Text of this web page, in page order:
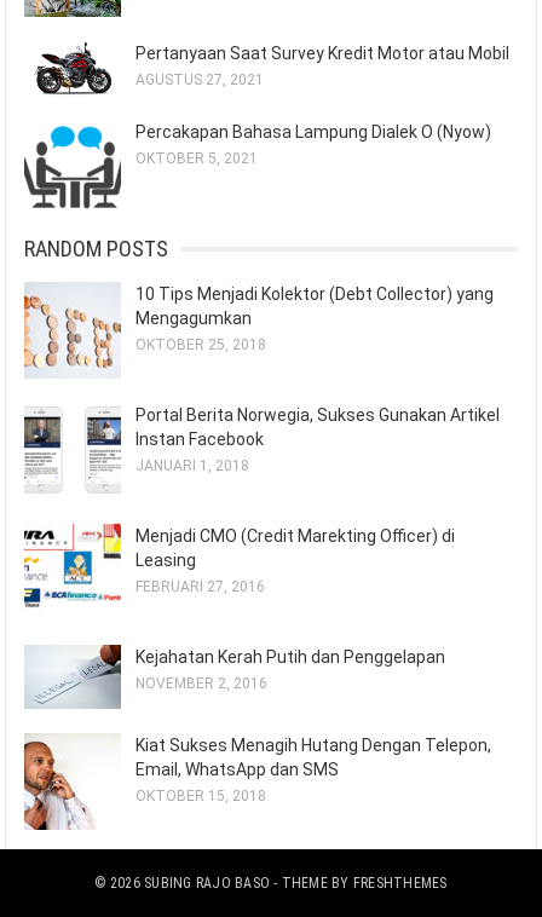
Pertanyaan Saat Survey Kredit Motor atau Mobil
AGUSTUS 27, 2021
Percakapan Bahasa Lampung Dialek O (Nyow)
OKTOBER 5, 2021
RANDOM POSTS
10 Tips Menjadi Kolektor (Debt Collector) yang
Mengagumkan
OKTOBER 25, 2018
Portal Berita Norwegia, Sukses Gunakan Artikel
Instan Facebook
JANUARI 1, 2018
Menjadi CMO (Credit Marekting Officer) di
Leasing
FEBRUARI 27, 2016
Kejahatan Kerah Putih dan Penggelapan
NOVEMBER 2, 2016
Kiat Sukses Menagih Hutang Dengan Telepon,
Email, WhatsApp dan SMS
OKTOBER 15, 2018
© 2026 SUBING RAJO BASO - THEME BY FRESHTHEMES